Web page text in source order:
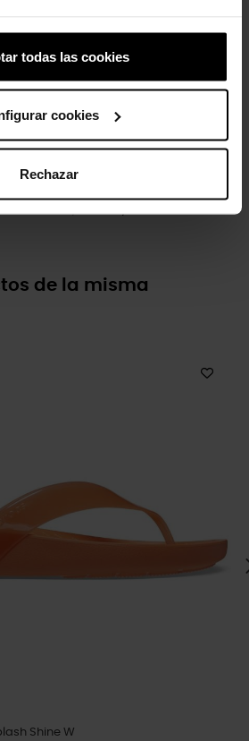
todas las cookies
cookies
Rechazar
de la misma
Shine W